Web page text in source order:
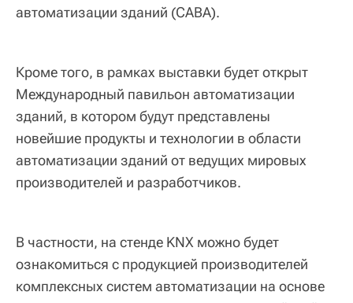
автоматизации зданий (CABA).
Кроме того, в рамках выставки будет открыт
Международный павильон автоматизации
зданий, в котором будут представлены
новейшие продукты и технологии в области
автоматизации зданий от ведущих мировых
производителей и разработчиков.
В частности, на стенде KNX можно будет
ознакомиться с продукцией производителей
комплексных систем автоматизации на основе